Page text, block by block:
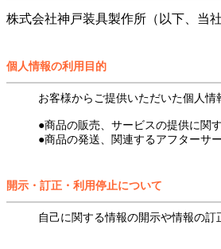
株式会社神戸装具製作所（以下、当
個人情報の利用目的
お客様からご提供いただいた個人情
●商品の販売、サービスの提供に関
●商品の発送、関連するアフターサ
開示・訂正・利用停止について
自己に関する情報の開示や情報の